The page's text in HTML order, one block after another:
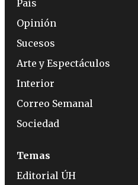
País
Opinión
Sucesos
Arte y Espectáculos
Interior
Correo Semanal
Sociedad
Temas
Editorial ÚH